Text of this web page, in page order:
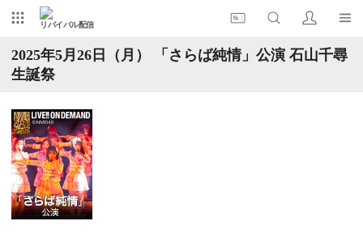
リバイバル配信
2025年5月26日（月） 「さらば純情」公演 石山千尋
生誕祭